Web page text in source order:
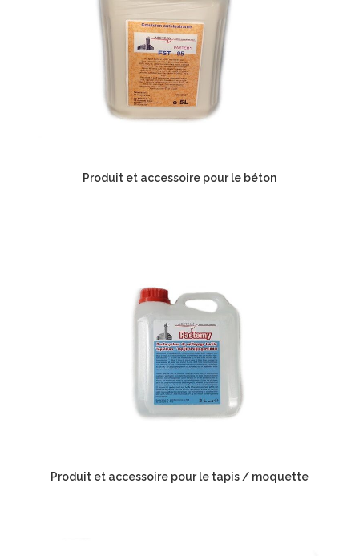
Produit et accessoire pour le béton
Produit et accessoire pour le tapis / moquette